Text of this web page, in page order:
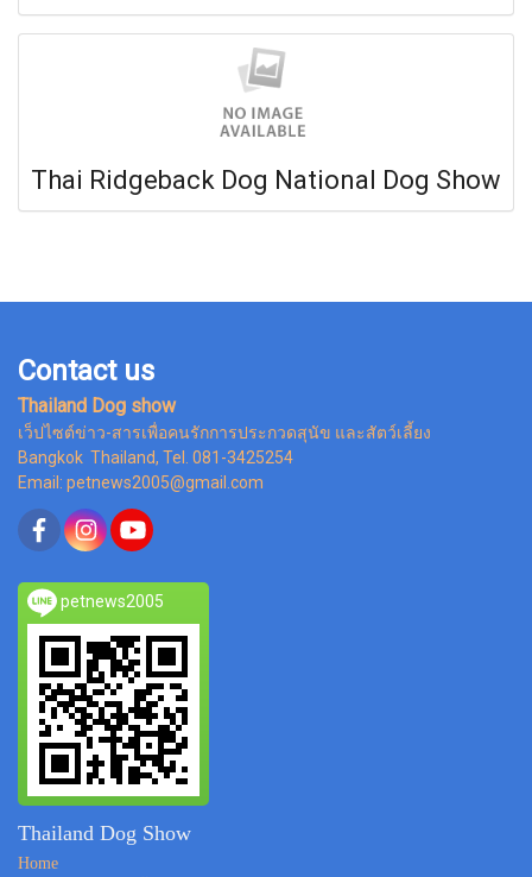
Thai Ridgeback Dog National Dog Show
Contact us
Thailand Dog show
เว็ปไซต์ข่าว-สารเพื่อคนรักการประกวดสุนัข และสัตว์เลี้ยง
Bangkok Thailand, Tel. 081-3425254
Email: petnews2005@gmail.com
petnews2005
Thailand Dog Show
Home